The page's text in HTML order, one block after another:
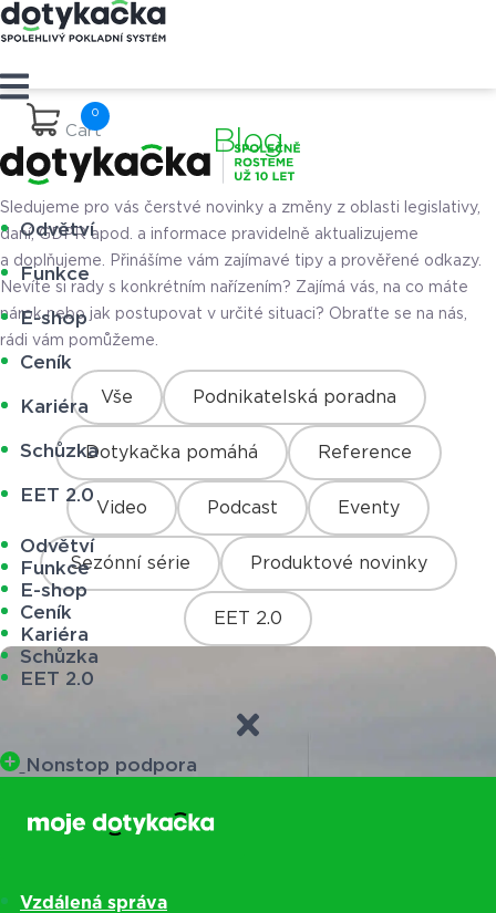
Cart
Odvětví
Funkce
E-shop
Ceník
Kariéra
Schůzka
EET 2.0
Odvětví
Funkce
E-shop
Ceník
Kariéra
Schůzka
EET 2.0
Nonstop podpora
Vzdálená správa
Blog
Sledujeme pro vás čerstvé novinky a změny z oblasti legislativy,
daní, GDPR apod. a informace pravidelně aktualizujeme
a doplňujeme. Přinášíme vám zajímavé tipy a prověřené odkazy.
Nevíte si rady s konkrétním nařízením? Zajímá vás, na co máte
nárok nebo jak postupovat v určité situaci? Obraťte se na nás,
rádi vám pomůžeme.
Vše Podnikatelská poradna
Dotykačka pomáhá Reference
Video Podcast Eventy
Sezónní série Produktové novinky
EET 2.0